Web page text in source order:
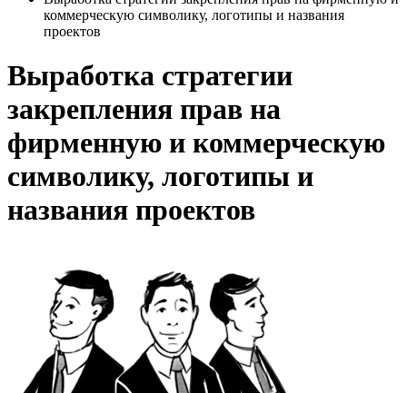
коммерческую символику, логотипы и названия
проектов
Выработка стратегии
закрепления прав на
фирменную и коммерческую
символику, логотипы и
названия проектов